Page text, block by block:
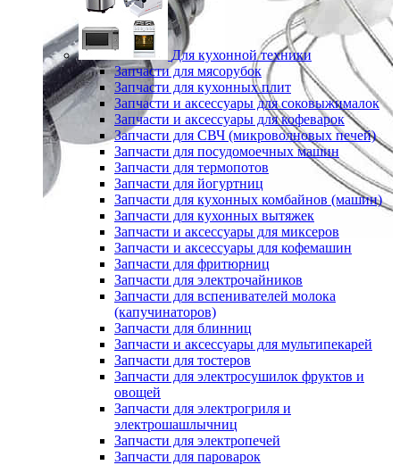
Для кухонной техники
Запчасти для мясорубок
Запчасти для кухонных плит
Запчасти и аксессуары для соковыжималок
Запчасти и аксессуары для кофеварок
Запчасти для СВЧ (микроволновых печей)
Запчасти для посудомоечных машин
Запчасти для термопотов
Запчасти для йогуртниц
Запчасти для кухонных комбайнов (машин)
Запчасти для кухонных вытяжек
Запчасти и аксессуары для миксеров
Запчасти и аксессуары для кофемашин
Запчасти для фритюрниц
Запчасти для электрочайников
Запчасти для вспенивателей молока
(капучинаторов)
Запчасти для блинниц
Запчасти и аксессуары для мультипекарей
Запчасти для тостеров
Запчасти для электросушилок фруктов и
овощей
Запчасти для электрогриля и
электрошашлычниц
Запчасти для электропечей
Запчасти для пароварок